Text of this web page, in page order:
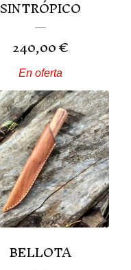
SINTRÓPICO
240,00€
En oferta
BELLOTA